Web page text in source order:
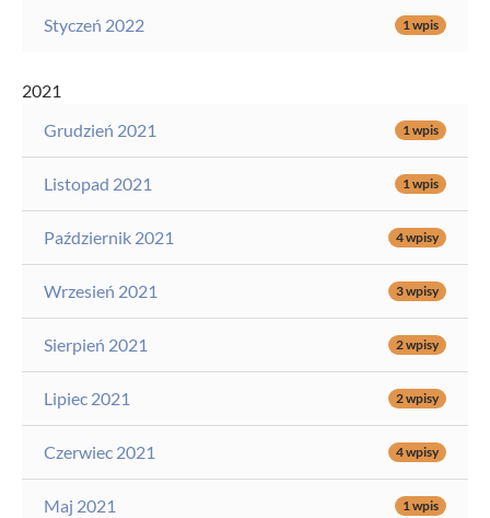
Styczeń 2022 1 wpis
2021
Grudzień 2021
1 wpis
Listopad 2021 1 wpis
Październik 2021 4 wpisy
Wrzesień 2021 3 wpisy
Sierpień 2021 2 wpisy
Lipiec 2021 2 wpisy
Czerwiec 2021 4 wpisy
Maj 2021 1 wpis